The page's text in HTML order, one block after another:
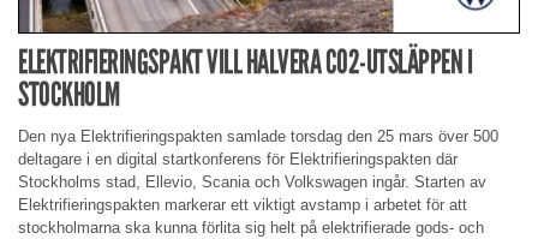
ELEKTRIFIERINGSPAKT VILL HALVERA CO2-UTSLÄPPEN I
STOCKHOLM
Den nya Elektrifieringspakten samlade torsdag den 25 mars över 500
deltagare i en digital startkonferens för Elektrifieringspakten där
Stockholms stad, Ellevio, Scania och Volkswagen ingår. Starten av
Elektrifieringspakten markerar ett viktigt avstamp i arbetet för att
stockholmarna ska kunna förlita sig helt på elektrifierade gods- och